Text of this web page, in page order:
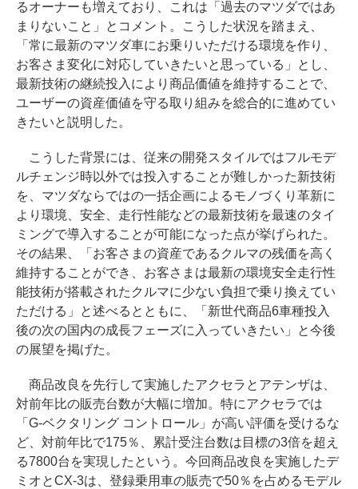
るオーナーも増えており、これは「過去のマツダではあ
まりないこと」とコメント。こうした状況を踏まえ、
「常に最新のマツダ車にお乗りいただける環境を作り、
お客さま変化に対応していきたいと思っている」とし、
最新技術の継続投入により商品価値を維持することで、
ユーザーの資産価値を守る取り組みを総合的に進めてい
きたいと説明した。
こうした背景には、従来の開発スタイルではフルモデ
ルチェンジ時以外では投入することが難しかった新技術
を、マツダならではの一括企画によるモノづくり革新に
より環境、安全、走行性能などの最新技術を最速のタイ
ミングで導入することが可能になった点が挙げられた。
その結果、「お客さまの資産であるクルマの残価を高く
維持することができ、お客さまは最新の環境安全走行性
能技術が搭載されたクルマに少ない負担で乗り換えてい
ただける」と述べるとともに、「新世代商品6車種投入
後の次の国内の成長フェーズに入っていきたい」と今後
の展望を掲げた。
商品改良を先行して実施したアクセラとアテンザは、
対前年比の販売台数が大幅に増加。特にアクセラでは
「G-ベクタリング コントロール」が高い評価を受けるな
ど、対前年比で175％、累計受注台数は目標の3倍を超え
る7800台を実現したという。今回商品改良を実施したデ
ミオとCX-3は、登録乗用車の販売で50％を占めるモデル